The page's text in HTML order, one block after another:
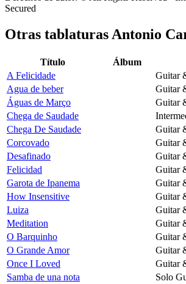
Secured
Otras tablaturas Antonio
Título Álbum
A Felicidade
Guitar
Agua de beber
Guitar
Águas de Março
Guitar
Chega de Saudade
Chega De Saudade
Guitar
Corcovado
Guitar
Desafinado
Guitar
Felicidad
Guitar
Garota de Ipanema
Guitar
How Insensitive
Guitar
Luiza
Guitar
Meditation
Guitar
O Barquinho
Guitar
O Grande Amor
Guitar
Once I Loved
Guitar
Samba de una nota
Solo